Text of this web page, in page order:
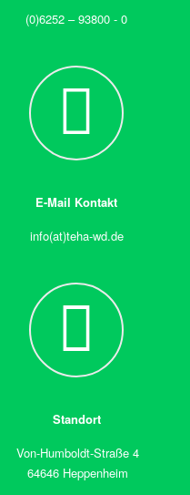
(0)6252 – 93800 - 0
E-Mail Kontakt
info(at)teha-wd.de
Standort
Von-Humboldt-Straße 4
64646 Heppenheim